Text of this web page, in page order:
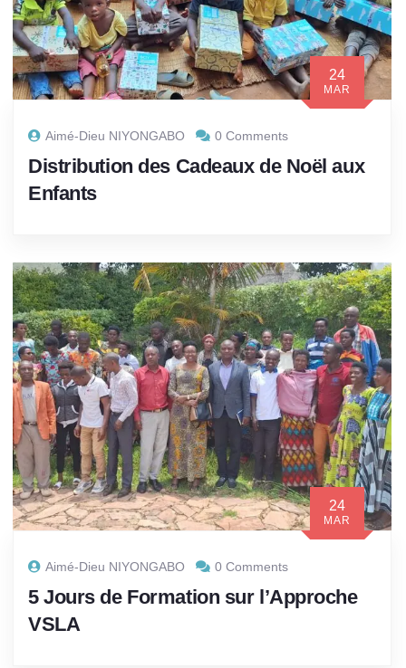
24
MAR
Aimé-Dieu NIYONGABO 0 Comments
Distribution des Cadeaux de Noël aux
Enfants
24
MAR
Aimé-Dieu NIYONGABO 0 Comments
5 Jours de Formation sur l’Approche
VSLA